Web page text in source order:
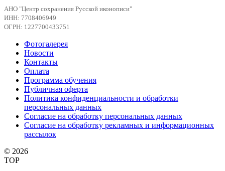
АНО "Центр сохранения Русской иконописи"
ИНН: 7708406949
ОГРН: 1227700433751
Фотогалерея
Новости
Контакты
Оплата
Программа обучения
Публичная оферта
Политика конфиденциальности и обработки
персональных данных
Согласие на обработку персональных данных
Согласие на обработку рекламных и информационных
рассылок
© 2026
TOP